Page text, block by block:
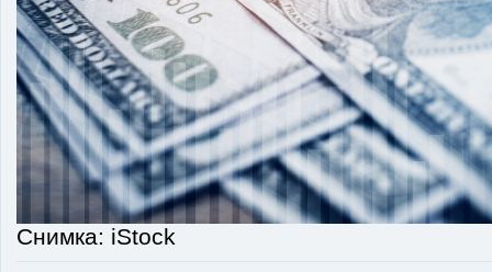
Снимка: iStock